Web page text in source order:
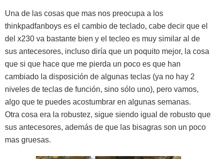
Una de las cosas que mas nos preocupa a los
thinkpadfanboys es el cambio de teclado, cabe decir que el
del x230 va bastante bien y el tecleo es muy similar al de
sus antecesores, incluso diría que un poquito mejor, la cosa
que si que hace que me pierda un poco es que han
cambiado la disposición de algunas teclas (ya no hay 2
niveles de teclas de función, sino sólo uno), pero vamos,
algo que te puedes acostumbrar en algunas semanas.
Otra cosa era la robustez, sigue siendo igual de robusto que
sus antecesores, además de que las bisagras son un poco
mas gruesas.